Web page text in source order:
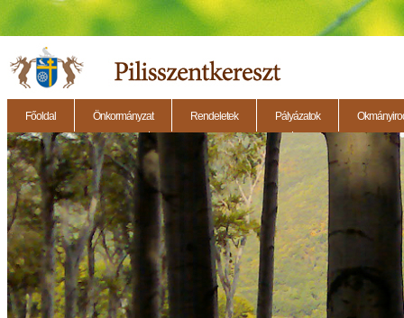
Főoldal Önkormányzat Rendeletek Pályázatok
2014.11.27. - Testületi ülés 2014.12.28. - Testületi ülés 2014.11.13. - Testületi